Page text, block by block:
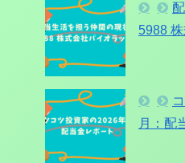
5988
月：配